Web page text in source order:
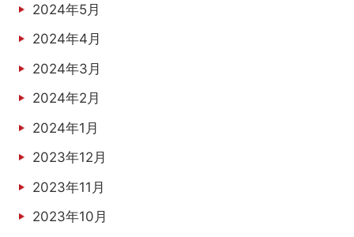
2024年5月
2024年4月
2024年3月
2024年2月
2024年1月
2023年12月
2023年11月
2023年10月